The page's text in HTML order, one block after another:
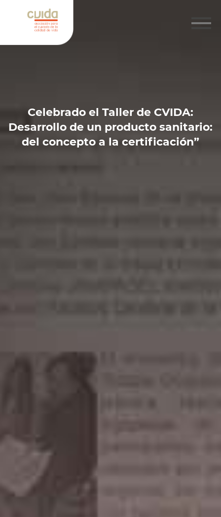
Celebrado el Taller de CVIDA:
Desarrollo de un producto sanitario:
del concepto a la certificación”